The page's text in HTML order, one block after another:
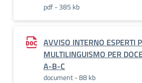
pdf - 385 kb
AVVISO INTERNO ESPERTI
MULTILINGUISMO PER
A-B-C
document - 88 kb